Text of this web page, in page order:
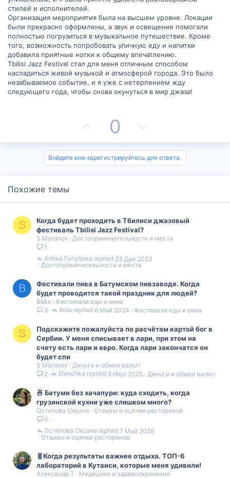
г
о
л
о
с
г
о
л
о
с
стилей и исполнителей.
Организация мероприятия была на высшем уровне. Локации
были прекрасно оформлены, а звук и освещение помогали
полностью погрузиться в музыкальное путешествие. Кроме
того, возможность попробовать уличную еду и напитки
добавила приятные нотки к общему впечатлению.
Tbilisi Jazz Festival стал для меня отличным способом
насладиться живой музыкой и атмосферой города. Это было
незабываемое событие, и я уже с нетерпением жду
следующего года, чтобы снова окунуться в мир джаза!
о
з
т
и
в
н
ы
й
г
о
л
о
0
е
г
т
и
в
й
г
о
л
Войдите или зарегистрируйтесь для ответа.
Похожие темы
S
Когда будет проходить в Тбилиси джазовый
фестиваль Tbilisi Jazz Festival?
S Martinov
Достопримечательности и места
1
Достопримечательности и места
23 Дек 2023
Алëна Голубева
B
Фестивали пива в Батумском пивзаводе. Когда
будет проводится такой праздник для людей?
Beks
Фестивали еды и вина
3
Фестивали еды и вина
6 Май 2024
Aida
S
Подскажите пожалуйста по расчётам картой бог в
Сербии. У меня списывает в лари, при этом на
счету есть лари и евро. Когда лари закончатся он
будет спи
S Martinov
Деньги и обмен валют
2
Деньги и обмен валют
8 Июл 2025
Elenohka
🍜 Батуми без хачапури: куда сходить, когда
грузинской кухни уже слишком много?
Остапова Оксана
Отзывы и оценки ресторанов
0
Отзывы и оценки ресторанов
7 Май 2026
Остапова Оксана
🧬Когда результаты важнее отдыха. ТОП-6
лабораторий в Кутаиси, которые меня удивили!
Александр Т
Медицина и здравоохранение